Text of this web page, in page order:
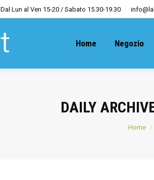
Dal Lun al Ven 15-20 / Sabato 15.30-19.30
Home Negozio
DAILY
You
Home